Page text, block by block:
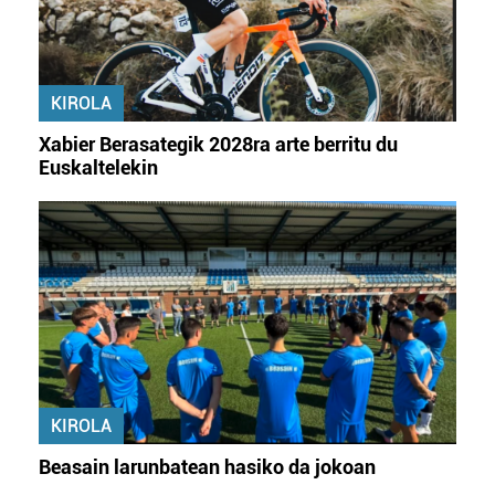
Webgune honek cookie propioak eta hirugarrenen cookie-
fitxategiak erabiltzen ditu. Zure esperientzia eta
zerbitzuak hobetzeko asmoz, cookie teknologiaz
baliatzen gara. Ohar hau onartuz gero, teknologia hori
erabiltzeko baimen esplizitua ematen diguzu.
Gehiago
irakurri
KIROLA
Xabier Berasategik 2028ra arte berritu du
Euskaltelekin
KIROLA
Beasain larunbatean hasiko da jokoan